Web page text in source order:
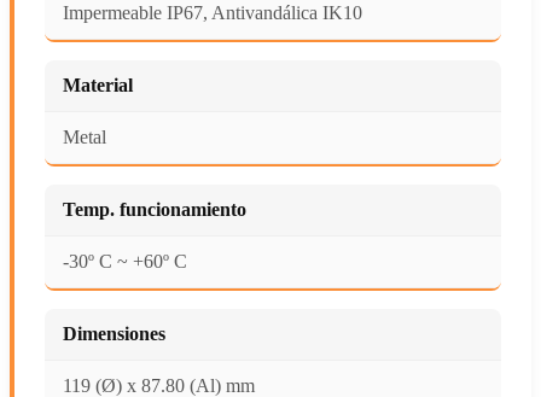
Impermeable IP67, Antivandálica IK10
Material
Metal
Temp. funcionamiento
-30º C ~ +60º C
Dimensiones
119 (Ø) x 87.80 (Al) mm